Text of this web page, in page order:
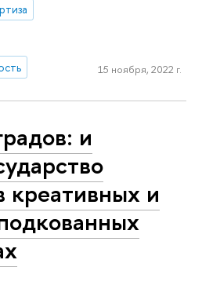
15 ноября, 2022 г.
и
и